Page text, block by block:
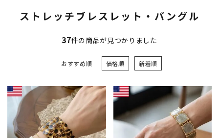
ストレッチブレスレット・バングル
37件の商品が見つかりました
おすすめ順 価格順 新着順